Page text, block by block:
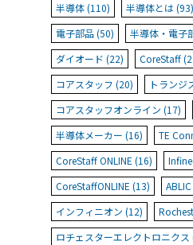
半導体 (110) 半導体とは (93)
電子部品 (50)
半導体・電子
ダイオード (22)
CoreStaff
コアスタッフ (20)
トランジ
コアスタッフオンライン (17)
半導体メーカー (16)
TE
CoreStaff ONLINE (16)
CoreStaffONLINE (13)
インフィニオン (12)
ロチェスターエレクトロニクス